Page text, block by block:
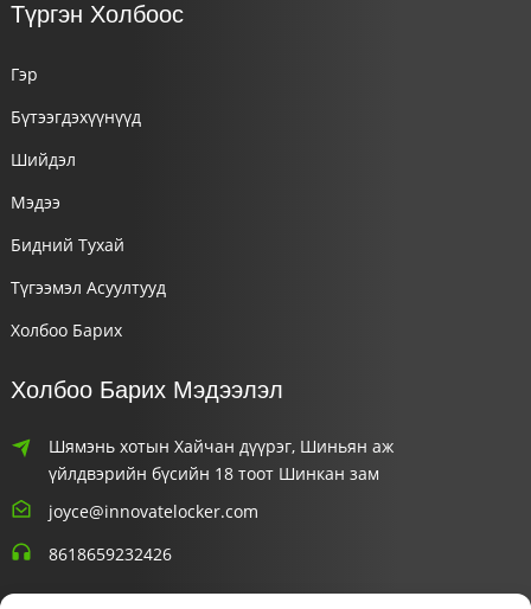
Түргэн Холбоос
Гэр
Бүтээгдэхүүнүүд
Шийдэл
Мэдээ
Бидний Тухай
Түгээмэл Асуултууд
Холбоо Барих
Холбоо Барих Мэдээлэл
Шямэнь хотын Хайчан дүүрэг, Шиньян аж
үйлдвэрийн бүсийн 18 тоот Шинкан зам
joyce@innovatelocker.com
8618659232426